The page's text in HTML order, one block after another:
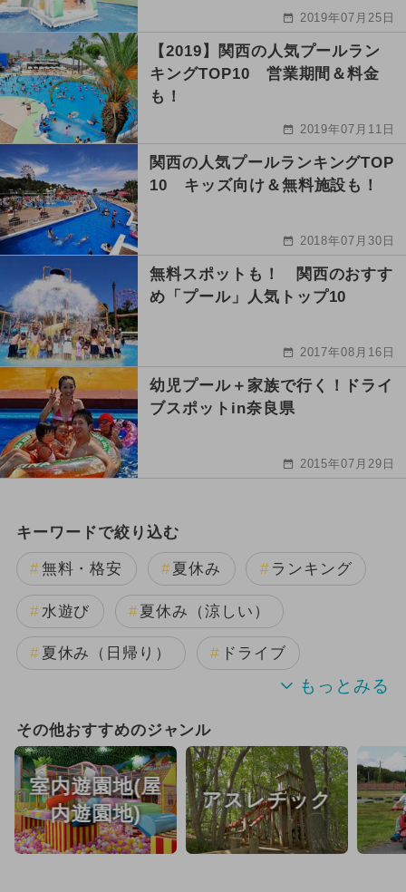
2019年07月25日
【2019】関西の人気プールラン
キングTOP10 営業期間＆料金
も！
2019年07月11日
関西の人気プールランキングTOP
10 キッズ向け＆無料施設も！
2018年07月30日
無料スポットも！ 関西のおすす
め「プール」人気トップ10
2017年08月16日
幼児プール＋家族で行く！ドライ
ブスポットin奈良県
2015年07月29日
キーワードで絞り込む
無料・格安 夏休み ランキング
水遊び 夏休み（涼しい）
夏休み（日帰り） ドライブ
観光
シルバーウィーク・秋の連休
夏休み（格安） 1日中遊べる
日帰り 厳選お出かけまとめ
その他おすすめのジャンル
室内遊園地(屋
内遊園地)
アスレチック